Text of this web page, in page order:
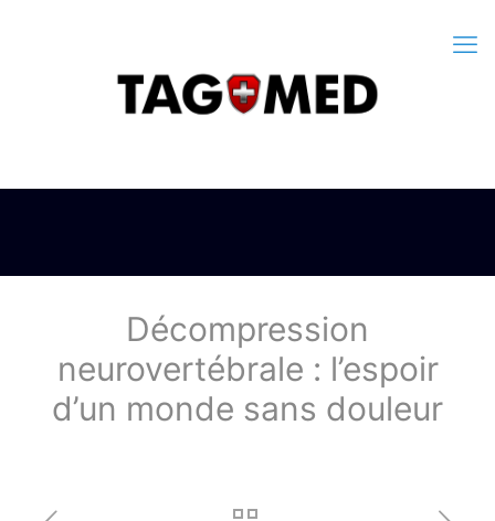
Décompression
neurovertébrale : l’espoir
d’un monde sans douleur